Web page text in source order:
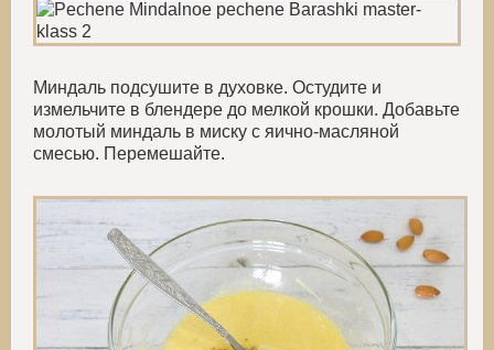
Миндаль подсушите в духовке. Остудите и
измельчите в блендере до мелкой крошки. Добавьте
молотый миндаль в миску с яично-масляной
смесью. Перемешайте.